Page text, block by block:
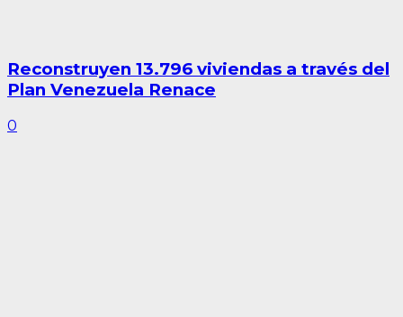
Reconstruyen 13.796 viviendas a través del
Plan Venezuela Renace
0